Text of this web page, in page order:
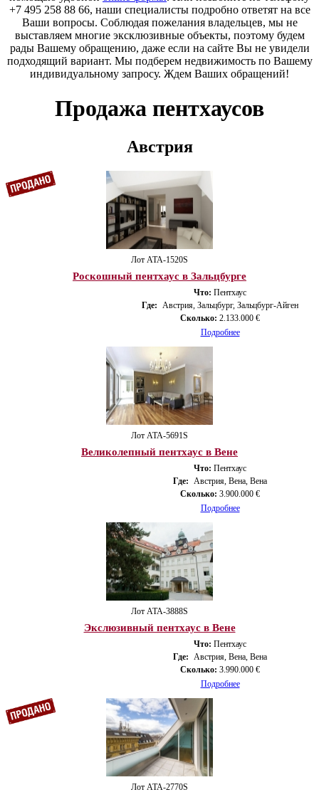
+7 495 258 88 66, наши специалисты подробно ответят на все
Ваши вопросы. Соблюдая пожелания владельцев, мы не
выставляем многие эксклюзивные объекты, поэтому будем
рады Вашему обращению, даже если на сайте Вы не увидели
подходящий вариант. Мы подберем недвижимость по Вашему
индивидуальному запросу. Ждем Ваших обращений!
Продажа пентхаусов
Австрия
Лот ATA-1520S
Роскошный пентхаус в Зальцбурге
Что: Пентхаус
Где:
Австрия, Зальцбург, Зальцбург-Айген
Сколько: 2.133.000 €
Подробнее
Лот ATA-5691S
Великолепный пентхаус в Вене
Что: Пентхаус
Где:
Австрия, Вена, Вена
Сколько: 3.900.000 €
Подробнее
Лот ATA-3888S
Экслюзивный пентхаус в Вене
Что: Пентхаус
Где:
Австрия, Вена, Вена
Сколько: 3.990.000 €
Подробнее
Лот ATA-2770S